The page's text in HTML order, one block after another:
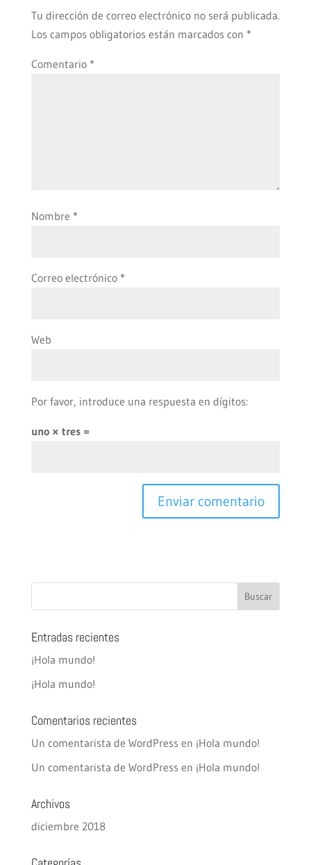
Tu dirección de correo electrónico no será publicada.
Los campos obligatorios están marcados con *
Comentario *
Nombre *
Correo electrónico *
Web
Por favor, introduce una respuesta en dígitos:
uno × tres =
Entradas recientes
¡Hola mundo!
¡Hola mundo!
Comentarios recientes
Un comentarista de WordPressen ¡Hola mundo!
Un comentarista de WordPressen ¡Hola mundo!
Archivos
diciembre 2018